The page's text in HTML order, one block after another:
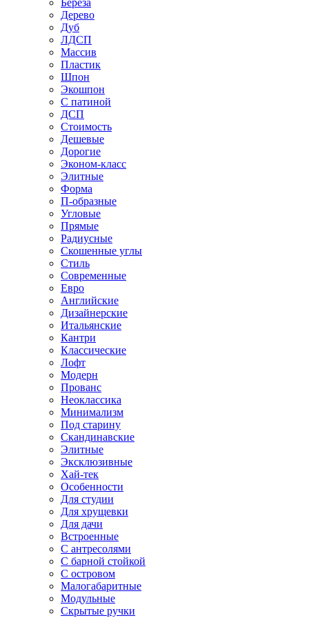
Береза
Дерево
Дуб
ЛДСП
Массив
Пластик
Шпон
Экошпон
С патиной
ДСП
Стоимость
Дешевые
Дорогие
Эконом-класс
Элитные
Форма
П-образные
Угловые
Прямые
Радиусные
Скошенные углы
Стиль
Современные
Евро
Английские
Дизайнерские
Итальянские
Кантри
Классические
Лофт
Модерн
Прованс
Неоклассика
Минимализм
Под старину
Скандинавские
Элитные
Эксклюзивные
Хай-тек
Особенности
Для студии
Для хрущевки
Для дачи
Встроенные
С антресолями
С барной стойкой
С островом
Малогабаритные
Модульные
Скрытые ручки